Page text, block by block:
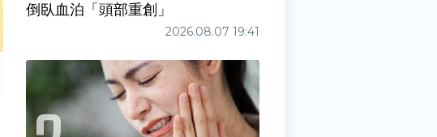
倒臥血泊「頭部重創」
2026.08.07 19:41